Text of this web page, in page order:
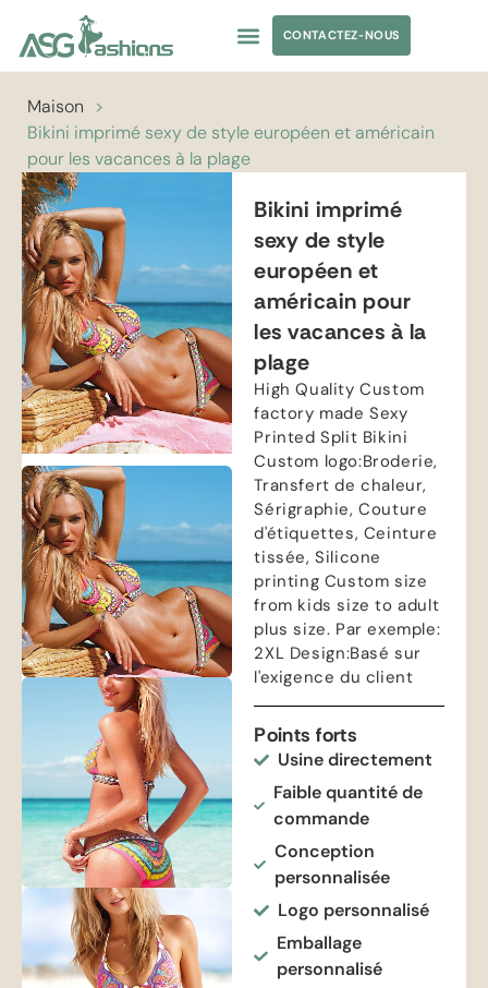
CONTACTEZ-NOUS
Maison >
Bikini imprimé sexy de style européen et américain
pour les vacances à la plage
Bikini imprimé
sexy de style
européen et
américain pour
les vacances à la
plage
High Quality Custom
factory made Sexy
Printed Split Bikini
Custom logo:Broderie,
Transfert de chaleur,
Sérigraphie, Couture
d'étiquettes, Ceinture
tissée,Silicone
printing Custom size
from kids size to adult
plus size. Par exemple:
2XL Design:Basé sur
l'exigence du client
Points forts
Usine directement
Faible quantité de
commande
Conception
personnalisée
Logo personnalisé
Emballage
personnalisé